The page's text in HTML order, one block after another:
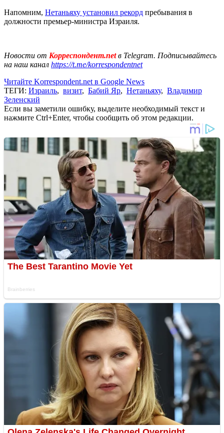
Напомним, Нетаньяху установил рекорд пребывания в
должности премьер-министра Израиля.
Новости от Корреспондент.netв Telegram. Подписывайтесь
на наш канал https://t.me/korrespondentnet
Читайте Korrespondent.net в Google News
ТЕГИ: Израиль, визит, Бабий Яр, Нетаньяху, Владимир
Зеленский
Если вы заметили ошибку, выделите необходимый текст и
нажмите Ctrl+Enter, чтобы сообщить об этом редакции.